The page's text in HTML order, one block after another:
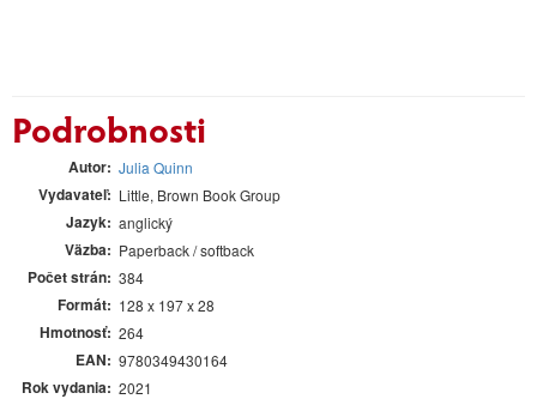
Podrobnosti
Autor Julia Quinn
Vydavateľ Little, Brown Book Group
Jazyk anglický
Väzba Paperback / softback
Počet strán 384
Formát 128 x 197 x 28
Hmotnosť 264
EAN 9780349430164
Rok vydania 2021